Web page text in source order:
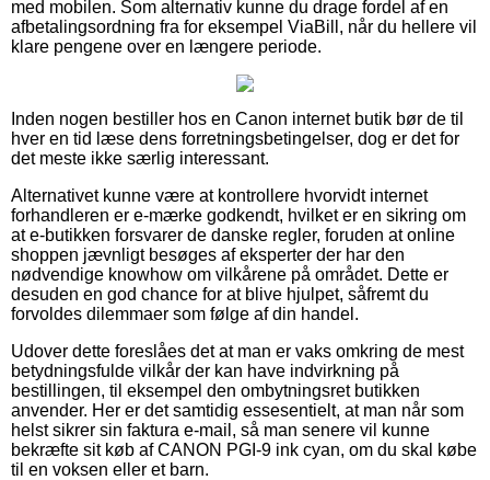
med mobilen. Som alternativ kunne du drage fordel af en
afbetalingsordning fra for eksempel ViaBill, når du hellere vil
klare pengene over en længere periode.
Inden nogen bestiller hos en Canon internet butik bør de til
hver en tid læse dens forretningsbetingelser, dog er det for
det meste ikke særlig interessant.
Alternativet kunne være at kontrollere hvorvidt internet
forhandleren er e-mærke godkendt, hvilket er en sikring om
at e-butikken forsvarer de danske regler, foruden at online
shoppen jævnligt besøges af eksperter der har den
nødvendige knowhow om vilkårene på området. Dette er
desuden en god chance for at blive hjulpet, såfremt du
forvoldes dilemmaer som følge af din handel.
Udover dette foreslåes det at man er vaks omkring de mest
betydningsfulde vilkår der kan have indvirkning på
bestillingen, til eksempel den ombytningsret butikken
anvender. Her er det samtidig essesentielt, at man når som
helst sikrer sin faktura e-mail, så man senere vil kunne
bekræfte sit køb af CANON PGI-9 ink cyan, om du skal købe
til en voksen eller et barn.